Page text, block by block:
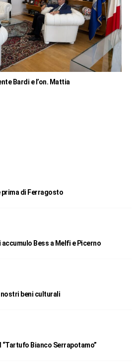
Bardi e l’on. Mattia
di Ferragosto
Bess a Melfi e Picerno
nostri beni culturali
“Tartufo Bianco Serrapotamo”